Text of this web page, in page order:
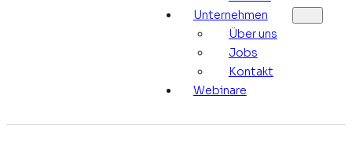
Unternehmen
Über uns
Jobs
Kontakt
Webinare